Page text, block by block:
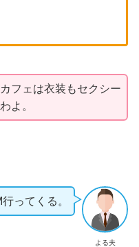
フェは衣装もセクシー
よ。
よる夫
ってくる。